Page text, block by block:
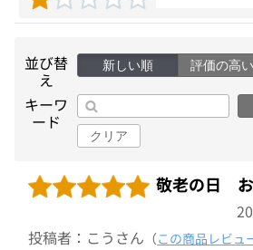
並び替
え
新しい順 評価の高
キーワ
ード
クリア
敬老の日
投稿者：こうさん （この商品レビュ